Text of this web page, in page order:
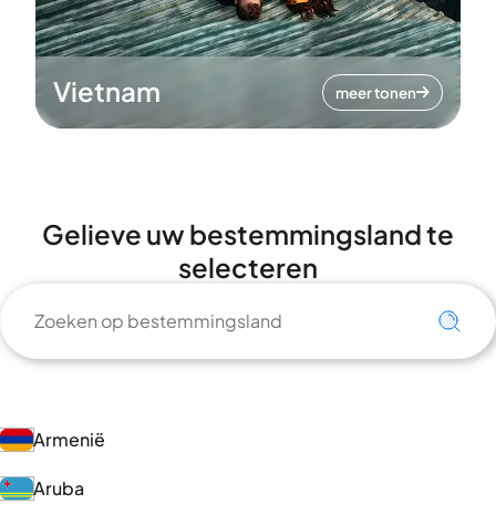
Vietnam meer tonen
Gelieve uw bestemmingsland te
selecteren
Armenië
Aruba